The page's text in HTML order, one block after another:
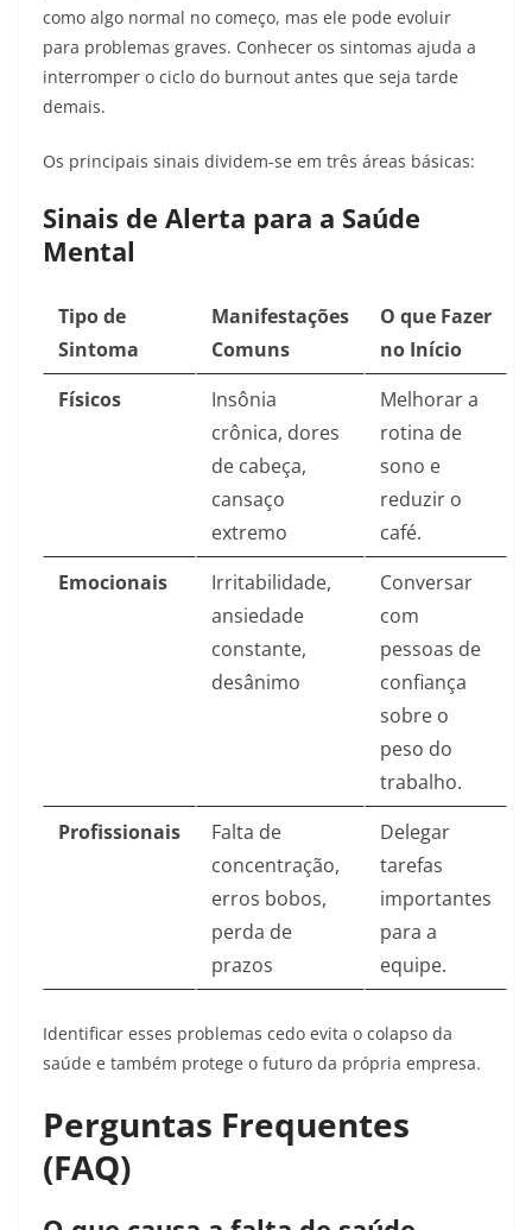
como algo normal no começo, mas ele pode evoluir
para problemas graves. Conhecer os sintomas ajuda a
interromper o ciclo do burnout antes que seja tarde
demais.
Os principais sinais dividem-se em três áreas básicas:
Sinais de Alerta para a Saúde
Mental
Tipo de
Sintoma
Manifestações
Comuns
O que Fazer
no Início
Físicos
Insônia
crônica, dores
de cabeça,
cansaço
extremo
Melhorar a
rotina de
sono e
reduzir o
café.
Emocionais
Irritabilidade,
ansiedade
constante,
desânimo
Conversar
com
pessoas de
confiança
sobre o
peso do
trabalho.
Profissionais
Falta de
concentração,
erros bobos,
perda de
prazos
Delegar
tarefas
importantes
para a
equipe.
Identificar esses problemas cedo evita o colapso da
saúde e também protege o futuro da própria empresa.
Perguntas Frequentes
(FAQ)